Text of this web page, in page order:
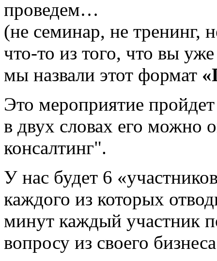
проведем…
(не семинар, не тренинг,
что-то из того, что вы
мы назвали этот формат
Это мероприятие
в двух словах его можно
консалтинг".
У нас будет 6
каждого из которых
минут каждый участник
вопросу из своего